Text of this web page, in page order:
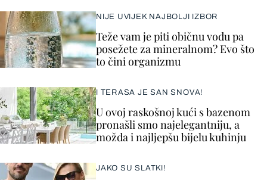
NIJE UVIJEK NAJBOLJI IZBOR
Teže vam je piti običnu vodu pa
posežete za mineralnom? Evo što
to čini organizmu
I TERASA JE SAN SNOVA!
U ovoj raskošnoj kući s bazenom
pronašli smo najelegantniju, a
možda i najljepšu bijelu kuhinju
JAKO SU SLATKI!